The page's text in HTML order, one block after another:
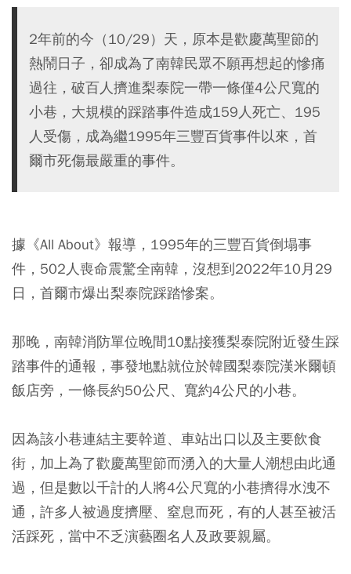
2年前的今（10/29）天，原本是歡慶萬聖節的
熱鬧日子，卻成為了南韓民眾不願再想起的慘痛
過往，破百人擠進梨泰院一帶一條僅4公尺寬的
小巷，大規模的踩踏事件造成159人死亡、195
人受傷，成為繼1995年三豐百貨事件以來，首
爾市死傷最嚴重的事件。
據《All About》報導，1995年的三豐百貨倒塌事
件，502人喪命震驚全南韓，沒想到2022年10月29
日，首爾市爆出梨泰院踩踏慘案。
那晚，南韓消防單位晚間10點接獲梨泰院附近發生踩
踏事件的通報，事發地點就位於韓國梨泰院漢米爾頓
飯店旁，一條長約50公尺、寬約4公尺的小巷。
因為該小巷連結主要幹道、車站出口以及主要飲食
街，加上為了歡慶萬聖節而湧入的大量人潮想由此通
過，但是數以千計的人將4公尺寬的小巷擠得水洩不
通，許多人被過度擠壓、窒息而死，有的人甚至被活
活踩死，當中不乏演藝圈名人及政要親屬。